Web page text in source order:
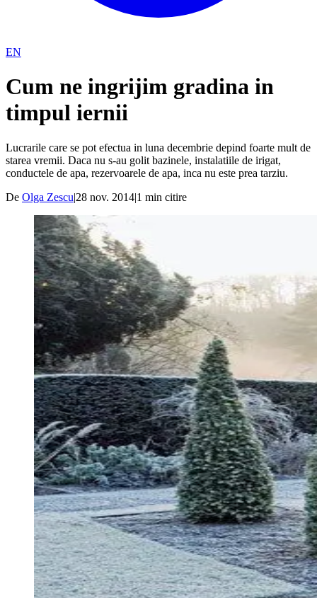
EN
Cum ne ingrijim gradina in
timpul iernii
Lucrarile care se pot efectua in luna decembrie depind foarte mult de
starea vremii. Daca nu s-au golit bazinele, instalatiile de irigat,
conductele de apa, rezervoarele de apa, inca nu este prea tarziu.
De Olga Zescu|28 nov. 2014|1 min citire